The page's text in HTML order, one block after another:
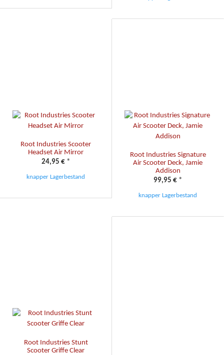
Root Industries Scooter
Headset Air Mirror
24,95 € *
knapper Lagerbestand
Root Industries Signature
Air Scooter Deck, Jamie
Addison
99,95 € *
knapper Lagerbestand
Root Industries Stunt
Scooter Griffe Clear